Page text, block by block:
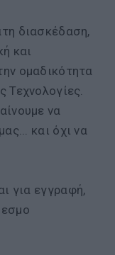
διασκέδαση,
και
ομαδικότητα
Τεχνολογίες.
να
και όχι να
για εγγραφή,